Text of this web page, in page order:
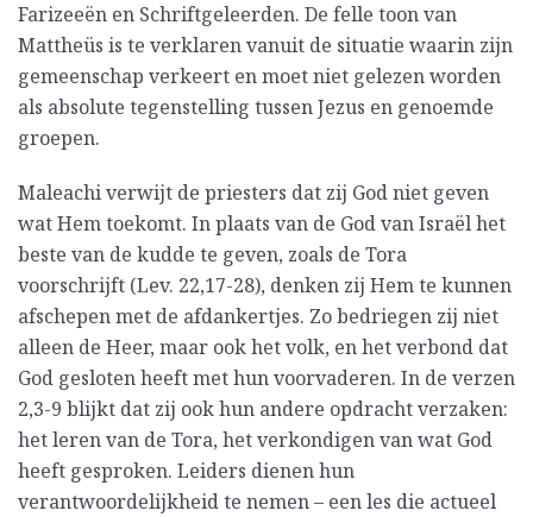
Farizeeën en Schriftgeleerden. De felle toon van
Mattheüs is te verklaren vanuit de situatie waarin zijn
gemeenschap verkeert en moet niet gelezen worden
als absolute tegenstelling tussen Jezus en genoemde
groepen.
Maleachi verwijt de priesters dat zij God niet geven
wat Hem toekomt. In plaats van de God van Israël het
beste van de kudde te geven, zoals de Tora
voorschrijft (Lev. 22,17-28), denken zij Hem te kunnen
afschepen met de afdankertjes. Zo bedriegen zij niet
alleen de Heer, maar ook het volk, en het verbond dat
God gesloten heeft met hun voorvaderen. In de verzen
2,3-9 blijkt dat zij ook hun andere opdracht verzaken:
het leren van de Tora, het verkondigen van wat God
heeft gesproken. Leiders dienen hun
verantwoordelijkheid te nemen – een les die actueel